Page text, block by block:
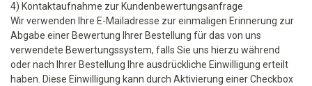
4) Kontaktaufnahme zur Kundenbewertungsanfrage
Wir verwenden Ihre E-Mailadresse zur einmaligen Erinnerung zur
Abgabe einer Bewertung Ihrer Bestellung für das von uns
verwendete Bewertungssystem, falls Sie uns hierzu während
oder nach Ihrer Bestellung Ihre ausdrückliche Einwilligung erteilt
haben. Diese Einwilligung kann durch Aktivierung einer Checkbox